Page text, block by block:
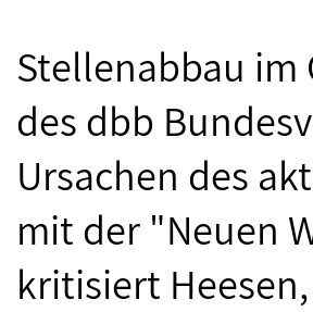
Stellenabbau
des dbb
Ursachen des
mit der "Neuen
kritisiert